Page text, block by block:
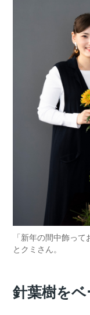
「新年の間中飾っ
とクミさん。
針葉樹を